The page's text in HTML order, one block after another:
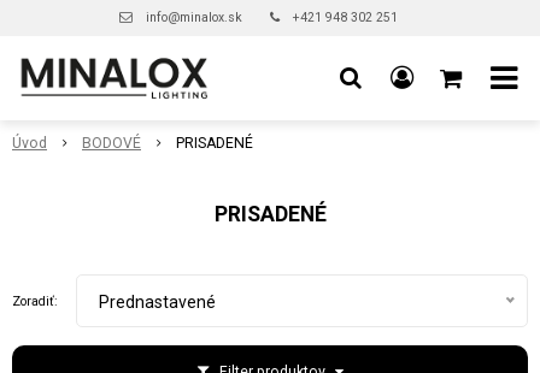
info@minalox.sk +421 948 302 251
Úvod BODOVÉ PRISADENÉ
PRISADENÉ
Zoradiť: Prednastavené